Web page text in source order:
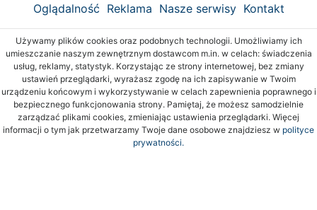
Oglądalność Reklama Nasze serwisy Kontakt
Używamy plików cookies oraz podobnych technologii. Umożliwiamy ich
umieszczanie naszym zewnętrznym dostawcom m.in. w celach: świadczenia
usług, reklamy, statystyk. Korzystając ze strony internetowej, bez zmiany
ustawień przeglądarki, wyrażasz zgodę na ich zapisywanie w Twoim
urządzeniu końcowym i wykorzystywanie w celach zapewnienia poprawnego i
bezpiecznego funkcjonowania strony. Pamiętaj, że możesz samodzielnie
zarządzać plikami cookies, zmieniając ustawienia przeglądarki. Więcej
informacji o tym jak przetwarzamy Twoje dane osobowe znajdziesz w polityce
prywatności.